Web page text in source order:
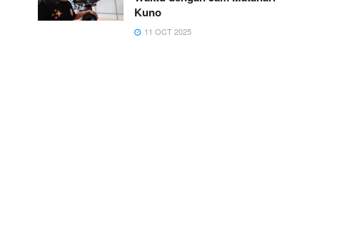
Kuno
11 OCT 2025